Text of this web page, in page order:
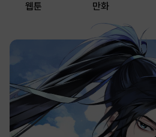
웹툰 만화